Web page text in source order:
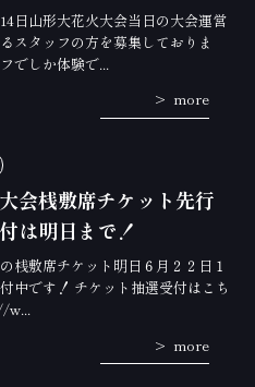
日山形大花火大会当日の大会運営
スタッフの方を募集しておりま
でしか体験で...
more
会桟敷席チケット先行
は明日まで！
桟敷席チケット明日６月２２日１
中です！ チケット抽選受付はこち
w...
more